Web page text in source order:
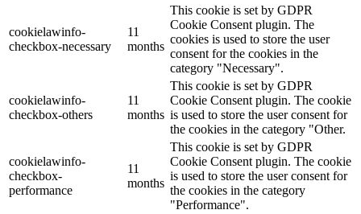
cookielawinfo-
checkbox-necessary
11
months
This cookie is set by GDPR
Cookie Consent plugin. The
cookies is used to store the user
consent for the cookies in the
category "Necessary".
cookielawinfo-
checkbox-others
11
months
This cookie is set by GDPR
Cookie Consent plugin. The cookie
is used to store the user consent for
the cookies in the category "Other.
cookielawinfo-
checkbox-
performance
11
months
This cookie is set by GDPR
Cookie Consent plugin. The cookie
is used to store the user consent for
the cookies in the category
"Performance".